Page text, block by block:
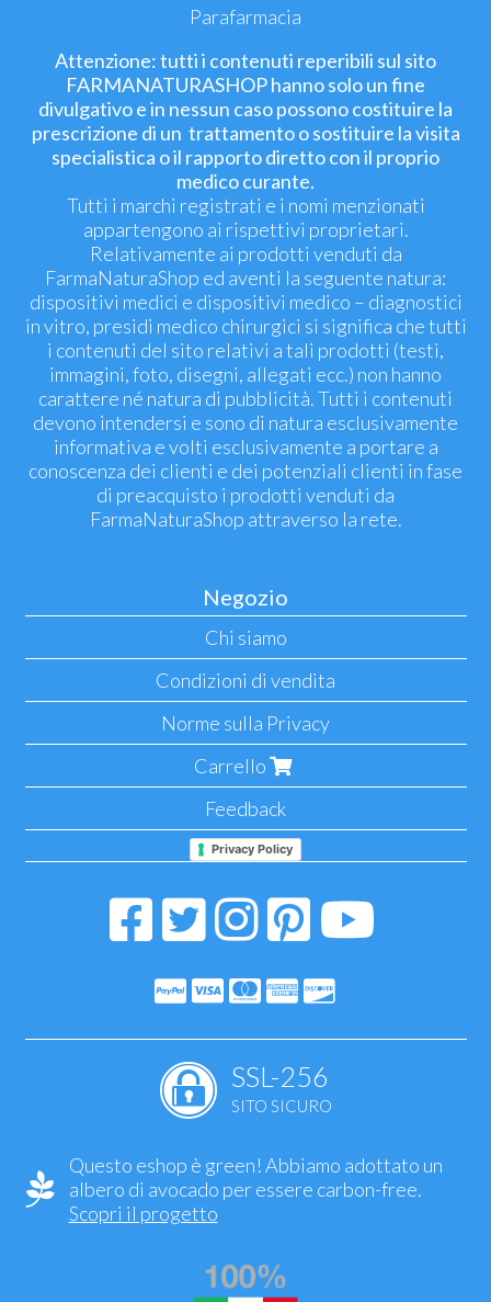
Parafarmacia
Attenzione: tutti i contenuti reperibili sul sito
FARMANATURASHOP hanno solo un fine
divulgativo e in nessun caso possono costituire la
prescrizione di un trattamento o sostituire la visita
specialistica o il rapporto diretto con il proprio
medico curante.
Tutti i marchi registrati e i nomi menzionati
appartengono ai rispettivi proprietari.
Relativamente ai prodotti venduti da
FarmaNaturaShop ed aventi la seguente natura:
dispositivi medici e dispositivi medico – diagnostici
in vitro, presidi medico chirurgici si significa che tutti
i contenuti del sito relativi a tali prodotti (testi,
immagini, foto, disegni, allegati ecc.) non hanno
carattere né natura di pubblicità. Tutti i contenuti
devono intendersi e sono di natura esclusivamente
informativa e volti esclusivamente a portare a
conoscenza dei clienti e dei potenziali clienti in fase
di preacquisto i prodotti venduti da
FarmaNaturaShop attraverso la rete.
Negozio
Chi siamo
Condizioni di vendita
Norme sulla Privacy
Carrello
Feedback
Privacy Policy
SSL-256
SITO SICURO
Questo eshop è green! Abbiamo adottato un
albero di avocado per essere carbon-free.
Scopri il progetto